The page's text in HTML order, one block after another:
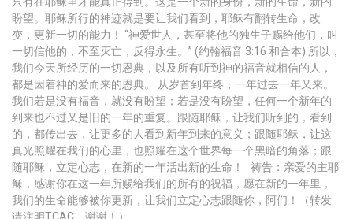
盼望。耶稣所行的神迹就是要让我们看到，耶稣有翻转生命，改
变，更新一切的能力！ “神爱世人，甚至将他的独生子赐给他们，叫
一切信他的，不至灭亡，反得永生。” (约翰福音 3:16 和合本) 所以，
我们今天所经历的一切恩典，以及所有听到神的福音就相信的人，
都是因着神的爱而来的恩典。 从岁首到年终，一年过去一年又来。
我们若是没有福音，就没有盼望；若是没有盼望，任何一个新年的
到来也不过又是旧的一年的重复。跟随耶稣，让我们听到的，看到
的，都传出去，让更多的人看到新年到来的意义；跟随耶稣，让这
真光照耀在我们的心里，也照耀在这个世界每一个黑暗的角落；跟
随耶稣，立定心志，在新的一年活出新的生命！ 祷告：亲爱的主耶
稣，感谢你在这一年所赐给我们的所有的祝福，愿在新的一年里，
我们的生命能够被你更新，让我们立定心志跟随你，阿们！（转发